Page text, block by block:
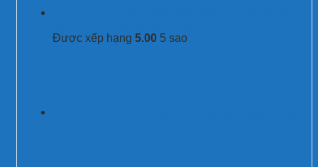
Được xếp hạng 5.00 5 sao